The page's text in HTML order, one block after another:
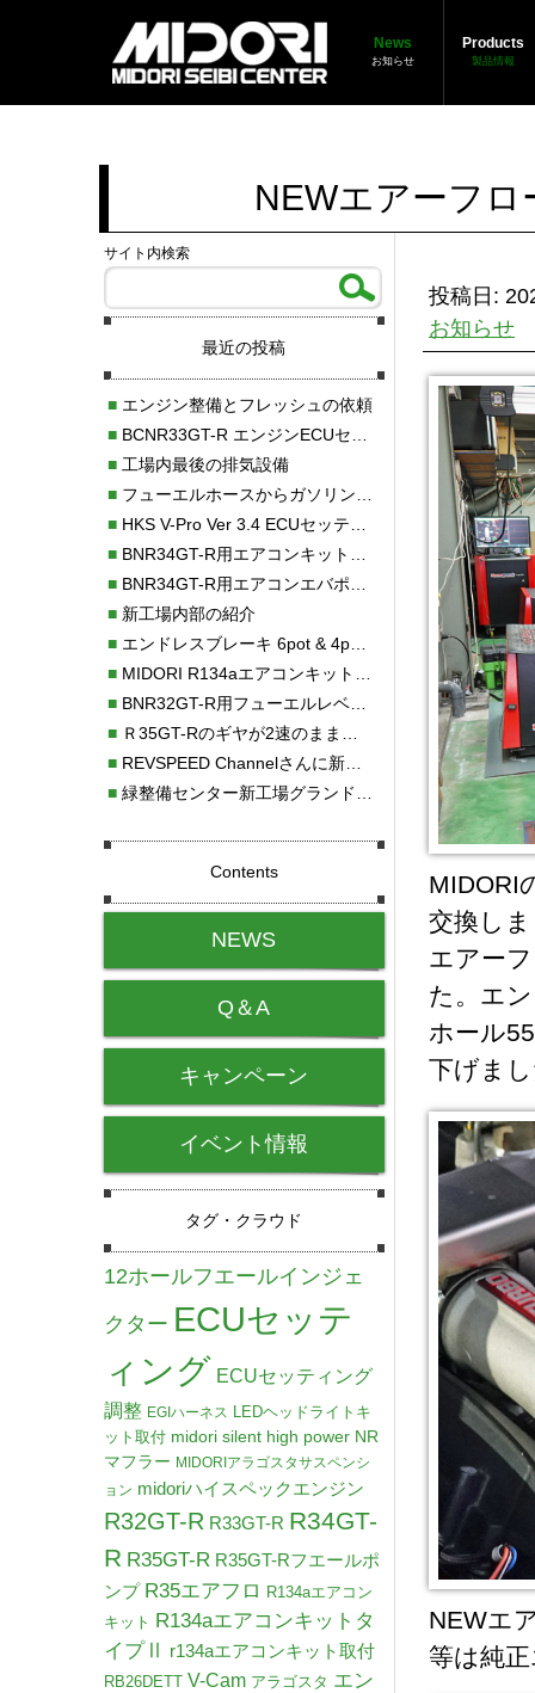
News
お知らせ
Products
製品情報
NEWエアーフ
投稿日:
お知らせ
MIDORI
交換し
エアー
た。エ
ホール
下げま
NEWエ
等は純
サイト内検索
最近の投稿
■エンジン整備とフレッシュの依頼
■BCNR33GT-R エンジンECUセッティング調整
■工場内最後の排気設備
■フューエルホースからガソリン漏れ
■HKS V-Pro Ver 3.4 ECUセッティング
■BNR34GT-R用エアコンキット新発売！！
■BNR34GT-R用エアコンエバポレーターを新発売！！
■新工場内部の紹介
■エンドレスブレーキ 6pot & 4potオーバーホール
■MIDORI R134aエアコンキットタイプⅡ取り付け
■BNR32GT-R用フューエルレベルセンサー新発売！！
■Ｒ35GT-Rのギヤが2速のまま変速しない！！
■REVSPEED Channelさんに新社屋を紹介していただきました!!
■緑整備センター新工場グランドオープン・続報
Contents
NEWS
Q＆A
キャンペーン
イベント情報
タグ・クラウド
12ホールフエールインジェ
クター ECUセッテ
ィング ECUセッティング
調整 EGIハーネス LEDヘッドライトキ
ット取付 midori silent high power NR
マフラー MIDORIアラゴスタサスペンシ
ョン midoriハイスペックエンジン
R32GT-R R33GT-R R34GT-
R R35GT-R R35GT-Rフエールポ
ンプ R35エアフロ R134aエアコン
キット R134aエアコンキットタ
イプⅡ
r134aエアコンキット取付
RB26DETT V-Cam アラゴスタ エン